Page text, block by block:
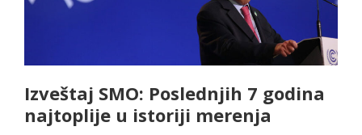
Izveštaj SMO: Poslednjih 7 godina
najtoplije u istoriji merenja